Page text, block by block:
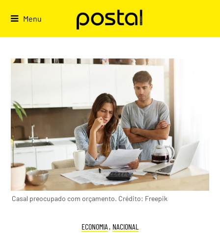
Menu
Casal preocupado com orçamento. Crédito: Freepik
ECONOMIA , NACIONAL